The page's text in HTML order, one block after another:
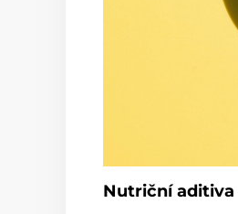
Nutriční aditiva